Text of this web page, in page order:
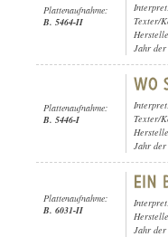
Plattenaufnahme:
B. 5464-II
Texter/
Jahr der
Plattenaufnahme:
B. 5446-I
Texter/
Jahr der
Plattenaufnahme:
B. 6031-II
Jahr der